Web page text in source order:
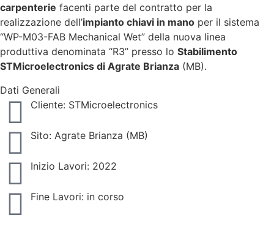
carpenterie facenti parte del contratto per la
realizzazione dell’impianto chiavi in mano per il sistema
“WP-M03-FAB Mechanical Wet” della nuova linea
produttiva denominata “R3” presso lo Stabilimento
STMicroelectronics di Agrate Brianza (MB).
Dati Generali
Cliente: STMicroelectronics
Sito: Agrate Brianza (MB)
Inizio Lavori: 2022
Fine Lavori: in corso